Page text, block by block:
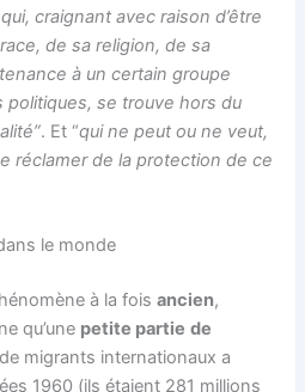
craignant avec raison d’être
de sa religion, de sa
à un certain groupe
politiques, se trouve hors du
. Et “qui ne peut ou ne veut,
réclamer de la protection de ce
le monde
à la foisancien,
qu’une petite partie de
migrants internationaux a
1960 (ils étaient 281 millions